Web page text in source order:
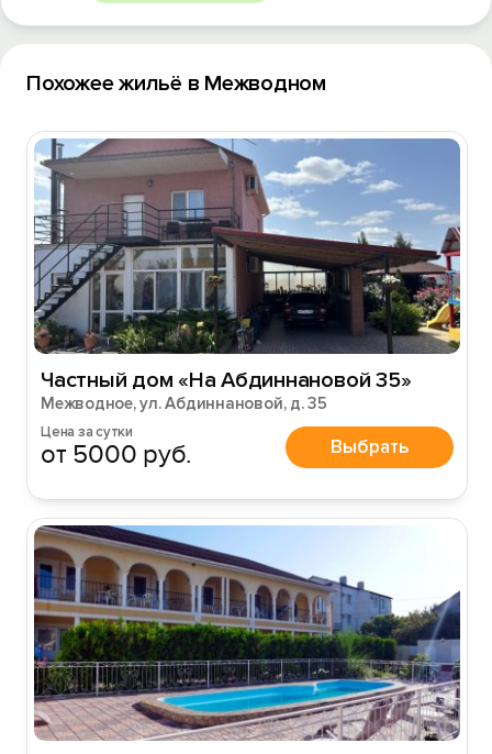
Похожее жильё в Межводном
Частный дом «На Абдиннановой 35»
Межводное, ул. Абдиннановой, д. 35
Цена за сутки
от 5000 руб. Выбрать